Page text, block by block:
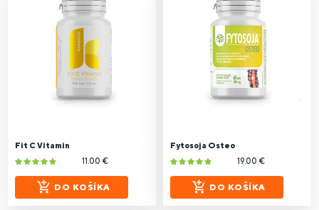
Fit C Vitamin
11.00 €
DO KOŠÍKA
Fytosoja Osteo
19.00 €
DO KOŠÍKA